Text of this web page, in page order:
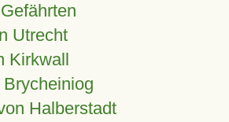
Utrecht
Kirkwall
Halberstadt